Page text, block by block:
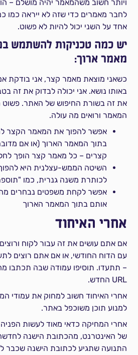
ויותר חשוב משהמאמר יהיה מושלם –
לחבר מאמרים כדי שזה לא ייראה כמו
אחד על השני יכול להיות לא פשוט.
יש כמה טכניקות להשתמש
מאמר ארוך:
כשאני מוצאת מאמר קצר, אני בודקת
באותו נושא. אני יכולה לבדוק את זה
את זה בשורת החיפוש של האתר. פשוט
המאמר ורואים מה עולה.
בתוך המאמר הארוך (או אם
קצרים – כל מאמר קצר הופך
השיטה הממש-עצלנית היא
לכותרת משנה גנרית, כמו
אפשר לקחת משפטים נבחרים
אותם בתוך המאמר הארוך
אחרי האיחוד
אם אתם עושים את זה עבור לקוח
עם הדוח החודשי, או אם אתם רוצים
– תתעדו. תוסיפו עמודה שבה תכתבו
URL החדש.
אחרי האיחוד חשוב למחוק את עמודי
למנוע תוכן משוכפל באתר.
של האינטרנט, מהכתובת הישנה
התנועה שתגיע לכתובת הישנה שכבר